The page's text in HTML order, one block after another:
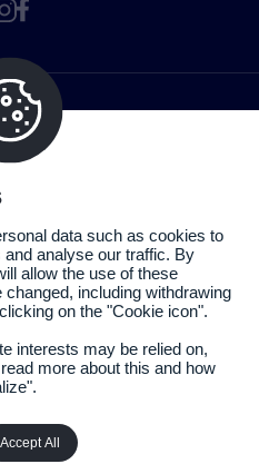
data such as cookies to
analyse our traffic. By
allow the use of these
including withdrawing
on the "Cookie icon".
interests may be relied on,
more about this and how
Accept All